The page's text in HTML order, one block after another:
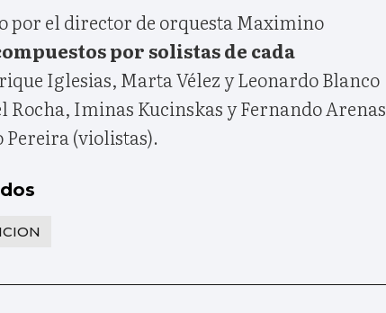
por el director de orquesta Maximino
por solistas de cada
Iglesias, Marta Vélez y Leonardo Blanco
Iminas Kucinskas y Fernando Arenas
(violistas).